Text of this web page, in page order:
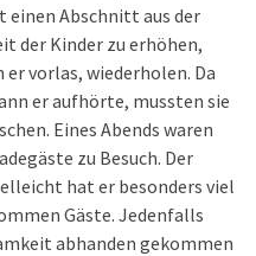
einen Abschnitt aus der
der Kinder zu erhöhen,
vorlas, wiederholen. Da
er aufhörte, mussten sie
Eines Abends waren
zu Besuch. Der
hat er besonders viel
Gäste. Jedenfalls
abhanden gekommen